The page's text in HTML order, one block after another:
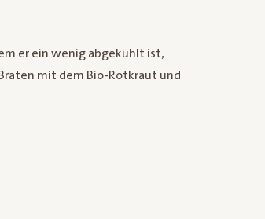
er ein wenig abgekühlt ist,
mit dem Bio-Rotkraut und